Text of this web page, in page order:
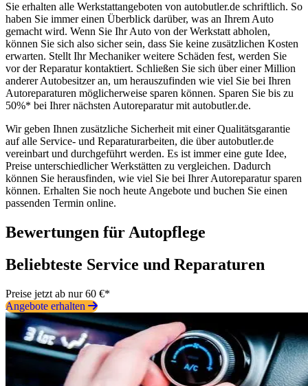
Sie erhalten alle Werkstattangeboten von autobutler.de schriftlich. So
haben Sie immer einen Überblick darüber, was an Ihrem Auto
gemacht wird. Wenn Sie Ihr Auto von der Werkstatt abholen,
können Sie sich also sicher sein, dass Sie keine zusätzlichen Kosten
erwarten. Stellt Ihr Mechaniker weitere Schäden fest, werden Sie
vor der Reparatur kontaktiert. Schließen Sie sich über einer Million
anderer Autobesitzer an, um herauszufinden wie viel Sie bei Ihren
Autoreparaturen möglicherweise sparen können. Sparen Sie bis zu
50%* bei Ihrer nächsten Autoreparatur mit autobutler.de.
Wir geben Ihnen zusätzliche Sicherheit mit einer Qualitätsgarantie
auf alle Service- und Reparaturarbeiten, die über autobutler.de
vereinbart und durchgeführt werden. Es ist immer eine gute Idee,
Preise unterschiedlicher Werkstätten zu vergleichen. Dadurch
können Sie herausfinden, wie viel Sie bei Ihrer Autoreparatur sparen
können. Erhalten Sie noch heute Angebote und buchen Sie einen
passenden Termin online.
Bewertungen für Autopflege
Beliebteste Service und Reparaturen
Preise jetzt ab nur 60 €*
Angebote erhalten